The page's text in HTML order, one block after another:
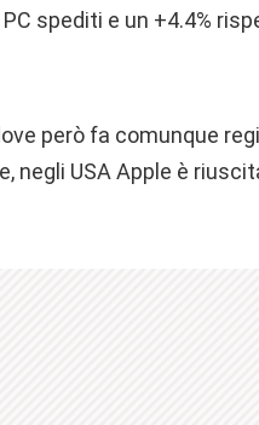
spediti e un +4.4%
però fa comunque
negli USA Apple è